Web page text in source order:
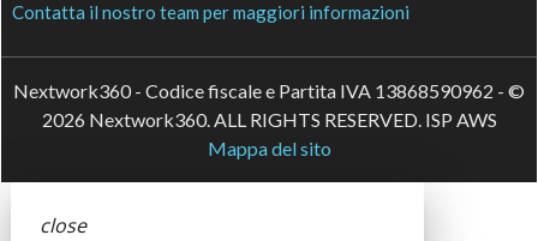
Contatta il nostro team per maggiori informazioni
Nextwork360 - Codice fiscale e Partita IVA 13868590962 - ©
2026 Nextwork360. ALL RIGHTS RESERVED. ISP AWS
Mappa del sito
close